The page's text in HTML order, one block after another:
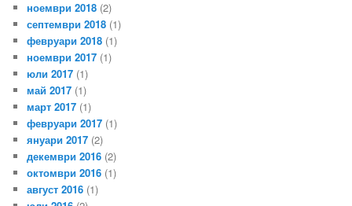
ноември 2018 (2)
септември 2018 (1)
февруари 2018 (1)
ноември 2017 (1)
юли 2017 (1)
май 2017 (1)
март 2017 (1)
февруари 2017 (1)
януари 2017 (2)
декември 2016 (2)
октомври 2016 (1)
август 2016 (1)